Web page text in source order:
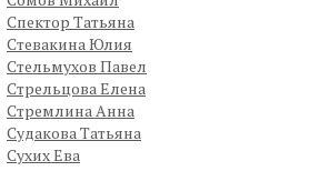
Спектор Татьяна
Стевакина Юлия
Стельмухов Павел
Стрельцова Елена
Стремлина Анна
Судакова Татьяна
Сухих Ева